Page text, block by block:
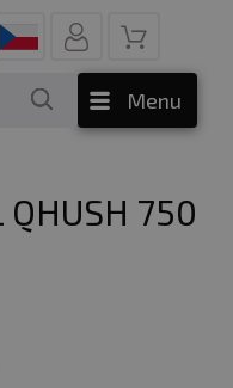
Menu
QHUSH 750